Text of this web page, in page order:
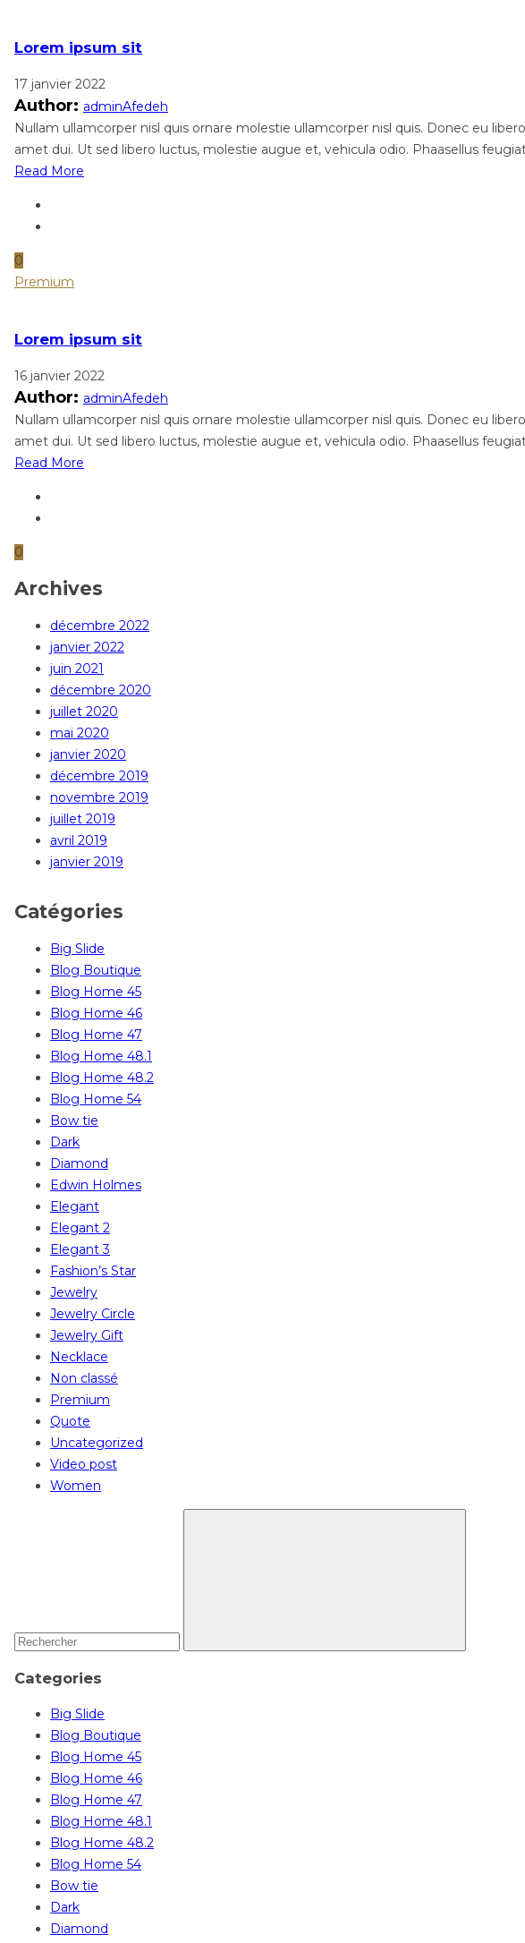
Lorem ipsum sit
17 janvier 2022
Author: adminAfedeh
Nullam ullamcorper nisl quis ornare molestie ullamcorper nisl quis. Donec eu
amet dui. Ut sed libero luctus, molestie augue et, vehicula odio. Phaasellus
Read More
0
Premium
Lorem ipsum sit
16 janvier 2022
Author: adminAfedeh
Nullam ullamcorper nisl quis ornare molestie ullamcorper nisl quis. Donec eu
amet dui. Ut sed libero luctus, molestie augue et, vehicula odio. Phaasellus
Read More
0
Archives
décembre 2022
janvier 2022
juin 2021
décembre 2020
juillet 2020
mai 2020
janvier 2020
décembre 2019
novembre 2019
juillet 2019
avril 2019
janvier 2019
Catégories
Big Slide
Blog Boutique
Blog Home 45
Blog Home 46
Blog Home 47
Blog Home 48.1
Blog Home 48.2
Blog Home 54
Bow tie
Dark
Diamond
Edwin Holmes
Elegant
Elegant 2
Elegant 3
Fashion’s Star
Jewelry
Jewelry Circle
Jewelry Gift
Necklace
Non classé
Premium
Quote
Uncategorized
Video post
Women
Categories
Big Slide
Blog Boutique
Blog Home 45
Blog Home 46
Blog Home 47
Blog Home 48.1
Blog Home 48.2
Blog Home 54
Bow tie
Dark
Diamond